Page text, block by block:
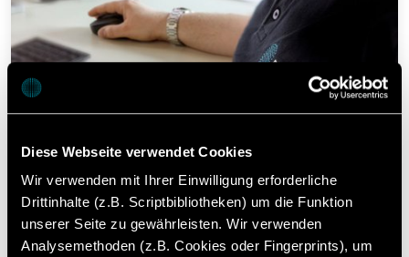
Diese Webseite verwendet Cookies
Wir verwenden mit Ihrer Einwilligung erforderliche
Drittinhalte (z.B. Scriptbibliotheken) um die Funktion
unserer Seite zu gewährleisten. Wir verwenden
Analysemethoden (z.B. Cookies oder Fingerprints), um